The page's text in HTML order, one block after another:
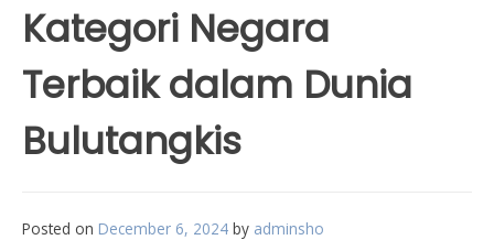
Kategori Negara
Terbaik dalam Dunia
Bulutangkis
Posted on December 6, 2024 by adminsho